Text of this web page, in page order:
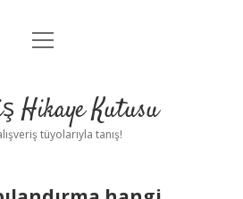
Anasayfa
Yasal Uyarı
menüyü
Hikaye Kutusu
tüyolarıyla tanış!